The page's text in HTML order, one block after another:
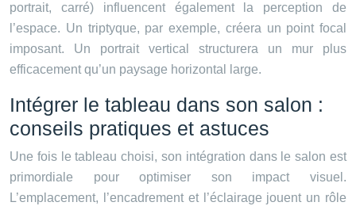
portrait, carré) influencent également la perception de
l’espace. Un triptyque, par exemple, créera un point focal
imposant. Un portrait vertical structurera un mur plus
efficacement qu’un paysage horizontal large.
Intégrer le tableau dans son salon :
conseils pratiques et astuces
Une fois le tableau choisi, son intégration dans le salon est
primordiale pour optimiser son impact visuel.
L’emplacement, l’encadrement et l’éclairage jouent un rôle